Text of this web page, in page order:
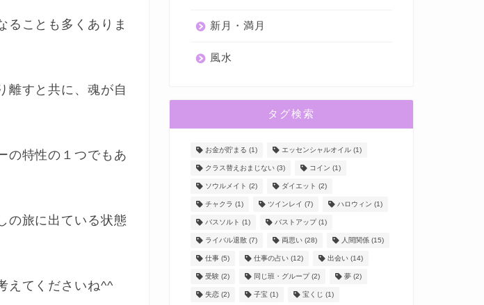
ることも多くありま
離すと共に、魂が自
の特性の１つでもあ
の旅に出ている状態
えてくださいね^^
新月・満月
風水
タグ検索
お金が貯まる (1) エッセンシャルオイル(1)
クラス替えおまじない(3) コイン (1)
ソウルメイト (2) ダイエット (2)
チャクラ (1) ツインレイ (7) ハロウィン (1)
バスソルト (1) バストアップ(1)
ライバル退散(7) 両思い(28) 人間関係(15)
仕事(5) 仕事の占い(12) 出会い(14)
受験(2) 同じ班・グループ(2) 夢(2)
失恋(2) 子宝 (1) 宝くじ (1)